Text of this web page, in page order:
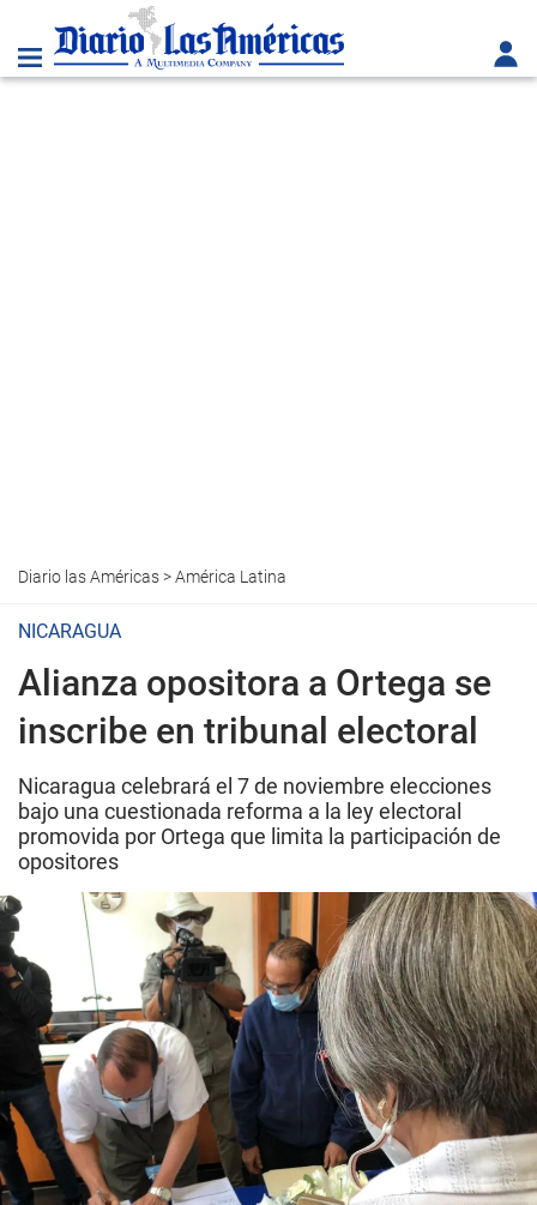
Diario las Américas>América Latina
NICARAGUA
Alianza opositora a Ortega se
inscribe en tribunal electoral
Nicaragua celebrará el 7 de noviembre elecciones
bajo una cuestionada reforma a la ley electoral
promovida por Ortega que limita la participación de
opositores